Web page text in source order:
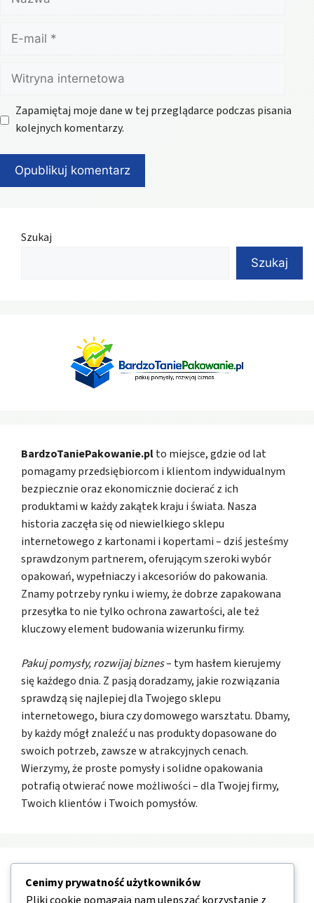
mail
Witryna
internetowa
Zapamiętaj moje dane w tej przeglądarce podczas pisania
kolejnych komentarzy.
Szukaj
Szukaj
BardzoTaniePakowanie.plto miejsce, gdzie od lat
pomagamy przedsiębiorcom i klientom indywidualnym
bezpiecznie oraz ekonomicznie docierać z ich
produktami w każdy zakątek kraju i świata. Nasza
historia zaczęła się od niewielkiego sklepu
internetowego z kartonami i kopertami – dziś jesteśmy
sprawdzonym partnerem, oferującym szeroki wybór
opakowań, wypełniaczy i akcesoriów do pakowania.
Znamy potrzeby rynku i wiemy, że dobrze zapakowana
przesyłka to nie tylko ochrona zawartości, ale też
kluczowy element budowania wizerunku firmy.
Pakuj pomysły, rozwijaj biznes– tym hasłem kierujemy
się każdego dnia. Z pasją doradzamy, jakie rozwiązania
sprawdzą się najlepiej dla Twojego sklepu
internetowego, biura czy domowego warsztatu. Dbamy,
by każdy mógł znaleźć u nas produkty dopasowane do
swoich potrzeb, zawsze w atrakcyjnych cenach.
Wierzymy, że proste pomysły i solidne opakowania
potrafią otwierać nowe możliwości – dla Twojej firmy,
Twoich klientów i Twoich pomysłów.
Nawigacja
Cenimy prywatność użytkowników